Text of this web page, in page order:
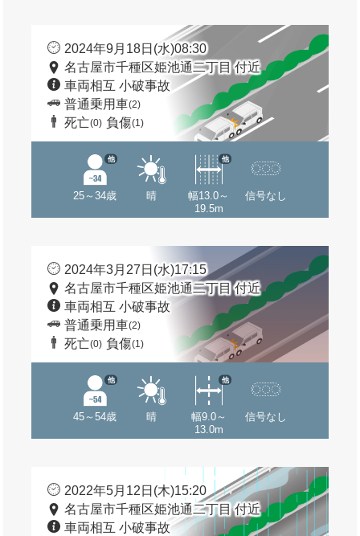
2024年9月18日(水)08:30
名古屋市千種区姫池通二丁目 付近
車両相互 小破事故
普通乗用車(2)
死亡(0) 負傷(1)
25～34歳
他
晴
幅13.0～
19.5m
他
信号なし
2024年3月27日(水)17:15
名古屋市千種区姫池通二丁目 付近
車両相互 小破事故
普通乗用車(2)
死亡(0) 負傷(1)
45～54歳
他
晴
幅9.0～
13.0m
他
信号なし
2022年5月12日(木)15:20
名古屋市千種区姫池通二丁目 付近
車両相互 小破事故